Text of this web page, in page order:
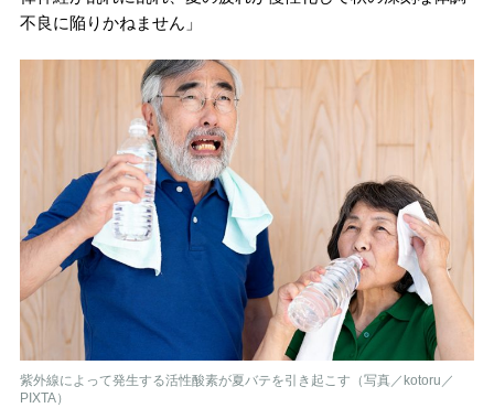
不良に陥りかねません」
紫外線によって発生する活性酸素が夏バテを引き起こす（写真／kotoru／
PIXTA）